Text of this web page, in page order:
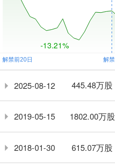
-13.21%
2025-08-12 445.48万股
2019-05-15 1802.00万股
2018-01-30 615.07万股